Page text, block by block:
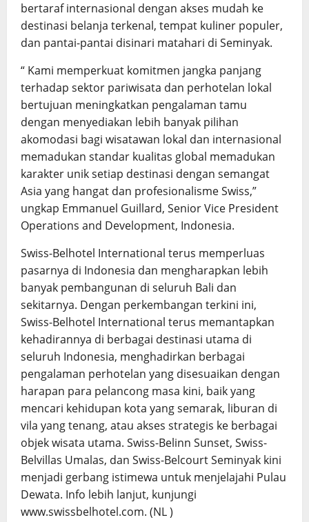
bertaraf internasional dengan akses mudah ke
destinasi belanja terkenal, tempat kuliner populer,
dan pantai-pantai disinari matahari di Seminyak.
“ Kami memperkuat komitmen jangka panjang
terhadap sektor pariwisata dan perhotelan lokal
bertujuan meningkatkan pengalaman tamu
dengan menyediakan lebih banyak pilihan
akomodasi bagi wisatawan lokal dan internasional
memadukan standar kualitas global memadukan
karakter unik setiap destinasi dengan semangat
Asia yang hangat dan profesionalisme Swiss,”
ungkap Emmanuel Guillard, Senior Vice President
Operations and Development, Indonesia.
Swiss-Belhotel International terus memperluas
pasarnya di Indonesia dan mengharapkan lebih
banyak pembangunan di seluruh Bali dan
sekitarnya. Dengan perkembangan terkini ini,
Swiss-Belhotel International terus memantapkan
kehadirannya di berbagai destinasi utama di
seluruh Indonesia, menghadirkan berbagai
pengalaman perhotelan yang disesuaikan dengan
harapan para pelancong masa kini, baik yang
mencari kehidupan kota yang semarak, liburan di
vila yang tenang, atau akses strategis ke berbagai
objek wisata utama. Swiss-Belinn Sunset, Swiss-
Belvillas Umalas, dan Swiss-Belcourt Seminyak kini
menjadi gerbang istimewa untuk menjelajahi Pulau
Dewata. Info lebih lanjut, kunjungi
www.swissbelhotel.com. (NL )